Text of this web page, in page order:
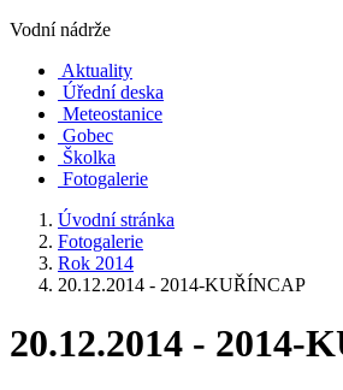
Vodní nádrže
Aktuality
Úřední deska
Meteostanice
Gobec
Školka
Fotogalerie
Úvodní stránka
Fotogalerie
Rok 2014
20.12.2014 - 2014-KUŘÍNCAP
20.12.2014 - 2014-